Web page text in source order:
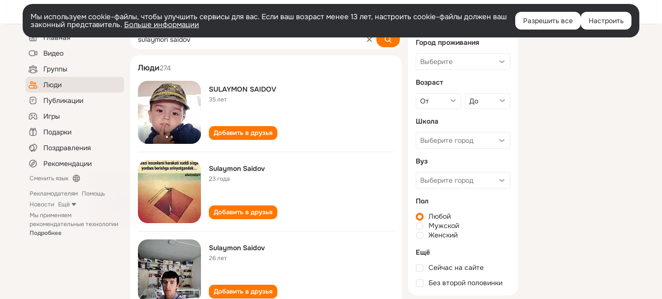
Войти
Мы используем cookie-файлы, чтобы улучшить сервисы для вас. Если ваш возраст менее 13 лет, настроить cookie-файлы должен ваш
законный представитель. Больше информации Разрешить все Настроить
Левая
колонкаГлавная
Видео
Группы
Люди
Публикации
Игры
Подарки
Поздравления
Рекомендации
Сменить язык
Рекламодателям Помощь
Новости Ещё
Мы применяем
рекомендательные технологии
Подробнее
sulaymon saidov
Люди274
SULAYMON SAIDOV
35 лет
Добавить в друзья
Sulaymon Saidov
23 года
Добавить в друзья
Sulaymon Saidov
26 лет
Добавить в друзья
Город проживания
Возраст
Школа
Вуз
Пол
Любой
Мужской
Женский
Ещё
Сейчас на сайте
Без второй половинки